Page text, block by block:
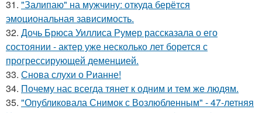
31. "Залипаю" на мужчину: откуда берётся
эмоциональная зависимость.
32. Дочь Брюса Уиллиса Румер рассказала о его
состоянии - актер уже несколько лет борется с
прогрессирующей деменцией.
33. Снова слухи о Рианне!
34. Почему нас всегда тянет к одним и тем же людям.
35. "Опубликовала Снимок с Возлюбленным" - 47-летняя